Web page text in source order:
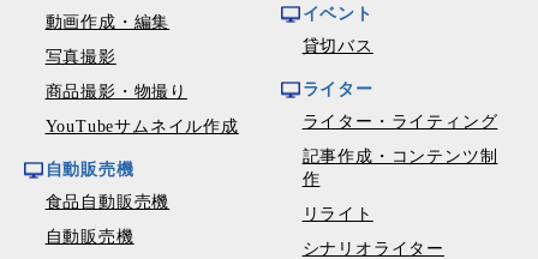
動画作成・編集
写真撮影
商品撮影・物撮り
YouTubeサムネイル作成
自動販売機
食品自動販売機
自動販売機
イベント
貸切バス
ライター
ライター・ライティング
記事作成・コンテンツ制
作
リライト
シナリオライター